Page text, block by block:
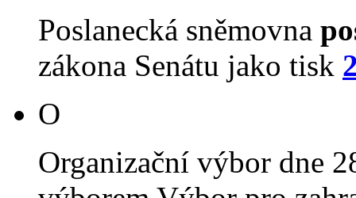
Poslanecká sněmovna
zákona Senátu jako tisk
O
Organizační výbor dne